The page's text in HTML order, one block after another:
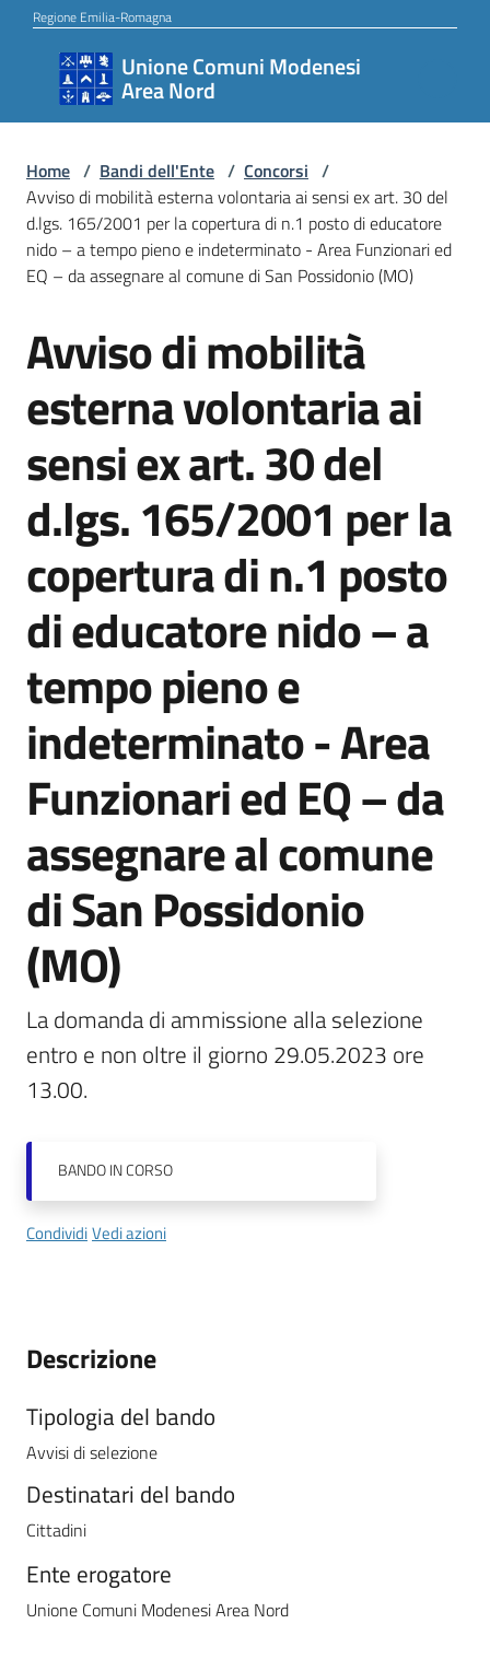
Vai al contenuto
Vai alla navigazione
Vai al footer
Regione Emilia-Romagna
Unione Comuni Modenesi
Area Nord
Unione
Comuni
Area
Nord
Novità
Servizi
Documenti
e
dati
Scopri
il
territorio
Tutti
per
la
TERRA
Tutti
gli
argomenti...
Seguici
su
Home / Bandi dell'Ente / Concorsi /
Avviso di mobilità esterna volontaria ai sensi ex art. 30 del
d.lgs. 165/2001 per la copertura di n.1 posto di educatore
nido – a tempo pieno e indeterminato - Area Funzionari ed
EQ – da assegnare al comune di San Possidonio (MO)
Salta al contenuto
Avviso di mobilità
esterna volontaria ai
sensi ex art. 30 del
d.lgs. 165/2001 per la
copertura di n.1 posto
di educatore nido – a
tempo pieno e
indeterminato - Area
Funzionari ed EQ – da
assegnare al comune
di San Possidonio
(MO)
La domanda di ammissione alla selezione
entro e non oltre il giorno 29.05.2023 ore
13.00.
BANDOIN CORSO
CondividiVedi azioni
Descrizione
Tipologia del bando
Avvisi di selezione
Destinatari del bando
Cittadini
Ente erogatore
Unione Comuni Modenesi Area Nord